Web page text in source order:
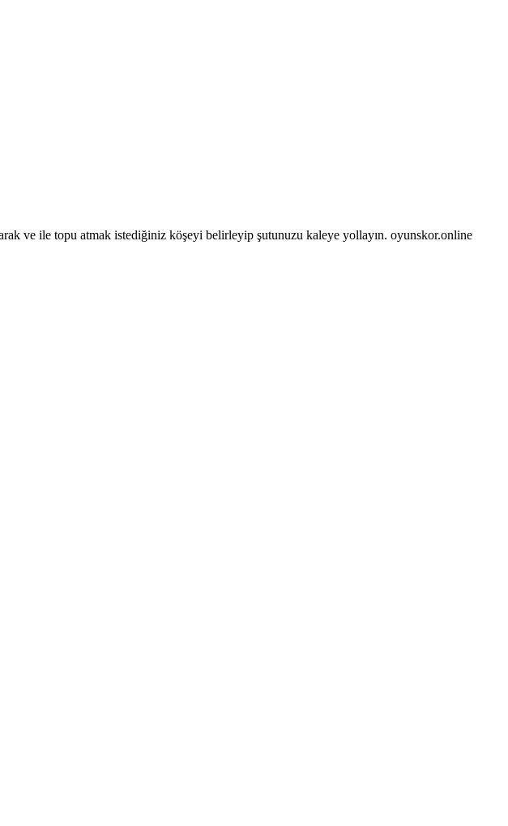
ve ile topu atmak istediğiniz köşeyi belirleyip şutunuzu kaleye yollayın. oyunskor.online